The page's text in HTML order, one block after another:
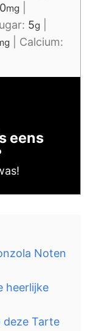
mg
5g
Calcium:
eens
Noten
heerlijke
deze Tarte